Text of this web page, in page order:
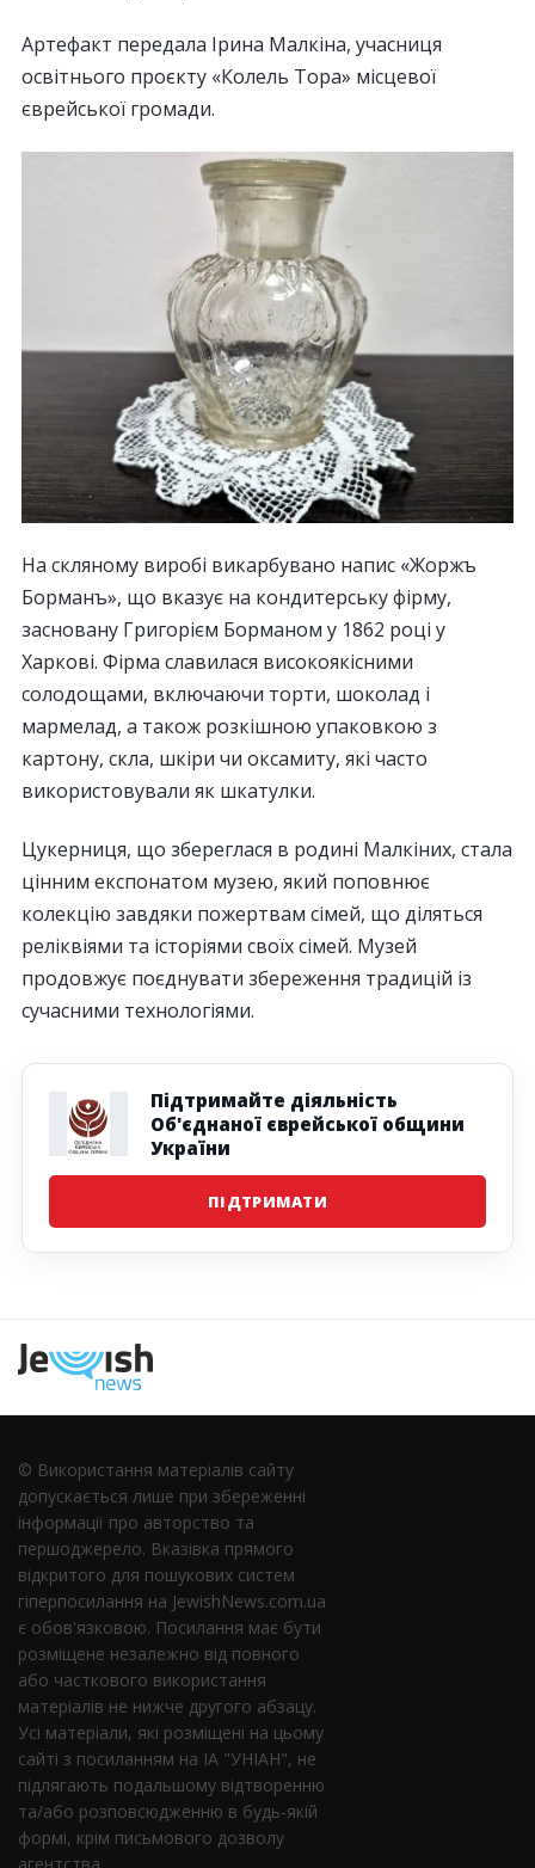
Артефакт передала Ірина Малкіна, учасниця
освітнього проєкту «Колель Тора» місцевої
єврейської громади.
На скляному виробі викарбувано напис «Жоржъ
Борманъ», що вказує на кондитерську фірму,
засновану Григорієм Борманом у 1862 році у
Харкові. Фірма славилася високоякісними
солодощами, включаючи торти, шоколад і
мармелад, а також розкішною упаковкою з
картону, скла, шкіри чи оксамиту, які часто
використовували як шкатулки.
Цукерниця, що збереглася в родині Малкіних, стала
цінним експонатом музею, який поповнює
колекцію завдяки пожертвам сімей, що діляться
реліквіями та історіями своїх сімей. Музей
продовжує поєднувати збереження традицій із
сучасними технологіями.
Підтримайте діяльність
Об'єднаної єврейської общини
України
ПІДТРИМАТИ
© Використання матеріалів сайту
допускається лише при збереженні
інформації про авторство та
першоджерело. Вказівка ​​прямого
відкритого для пошукових систем
гіперпосилання на JewishNews.com.ua
є обов'язковою. Посилання має бути
розміщене незалежно від повного
або часткового використання
матеріалів не нижче другого абзацу.
Усі матеріали, які розміщені на цьому
сайті з посиланням на ІА "УНІАН", не
підлягають подальшому відтворенню
та/або розповсюдженню в будь-якій
формі, крім письмового дозволу